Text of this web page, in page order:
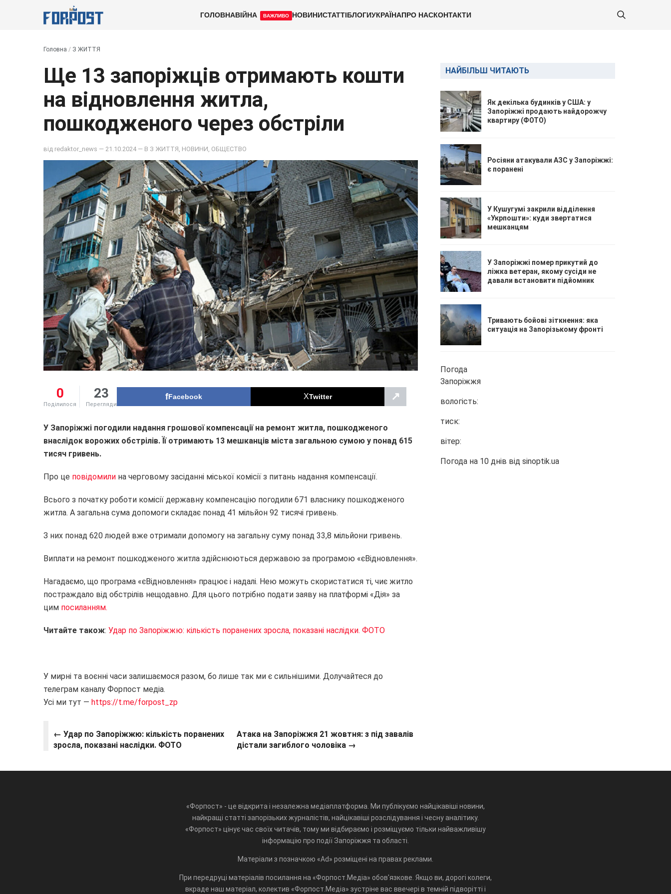
ГОЛОВНАВІЙНА ВАЖЛИВО НОВИНИСТАТТІБЛОГИУКРАЇНАПРО НАСКОНТАКТИ
Головна / З ЖИТТЯ
Ще 13 запоріжців отримають кошти
на відновлення житла,
пошкодженого через обстріли
від redaktor_news — 21.10.2024 — В З ЖИТТЯ НОВИНИ ОБЩЕСТВО
0
Поділилося
23
Перегляди
Facebook Twitter ↗
У Запоріжжі погодили надання грошової компенсації на ремонт житла, пошкодженого
внаслідок ворожих обстрілів. Її отримають 13 мешканців міста загальною сумою у понад 615
тисяч гривень.
Про це повідомили на черговому засіданні міської комісії з питань надання компенсації.
Всього з початку роботи комісії державну компенсацію погодили 671 власнику пошкодженого
житла. А загальна сума допомоги складає понад 41 мільйон 92 тисячі гривень.
З них понад 620 людей вже отримали допомогу на загальну суму понад 33,8 мільйони гривень.
Виплати на ремонт пошкодженого житла здійснюються державою за програмою «єВідновлення».
Нагадаємо, що програма «єВідновлення» працює і надалі. Нею можуть скористатися ті, чиє житло
постраждало від обстрілів нещодавно. Для цього потрібно подати заяву на платформі «Дія» за
цим посиланням.
Читайте також: Удар по Запоріжжю: кількість поранених зросла, показані наслідки. ФОТО
У мирні та воєнні часи залишаємося разом, бо лише так ми є сильнішими. Долучайтеся до
телеграм каналу Форпост медіа.
Усі ми тут — https://t.me/forpost_zp
← Удар по Запоріжжю: кількість поранених
зросла, показані наслідки. ФОТО
Атака на Запоріжжя 21 жовтня: з під завалів
дістали загиблого чоловіка →
НАЙБІЛЬШ ЧИТАЮТЬ
Як декілька будинків у США: у
Запоріжжі продають найдорожчу
квартиру (ФОТО)
Росіяни атакували АЗС у Запоріжжі:
є поранені
У Кушугумі закрили відділення
«Укрпошти»: куди звертатися
мешканцям
У Запоріжжі помер прикутий до
ліжка ветеран, якому сусіди не
давали встановити підйомник
Тривають бойові зіткнення: яка
ситуація на Запорізькому фронті
Погода
Запоріжжя
вологість:
тиск:
вітер:
Погода на 10 днів від sinoptik.ua
«Форпост» - це відкрита і незалежна медіаплатформа. Ми публікуємо найцікавіші новини,
найкращі статті запорізьких журналістів, найцікавіші розслідування і чесну аналітику.
«Форпост» цінує час своїх читачів, тому ми відбираємо і розміщуємо тільки найважливішу
інформацію про події Запоріжжя та області.
Матеріали з позначкою «Ad» розміщені на правах реклами.
При передруці матеріалів посилання на «Форпост.Медіа» обов'язкове. Якщо ви, дорогі колеги,
вкраде наш матеріал, колектив «Форпост.Медіа» зустріне вас ввечері в темній підворітті і